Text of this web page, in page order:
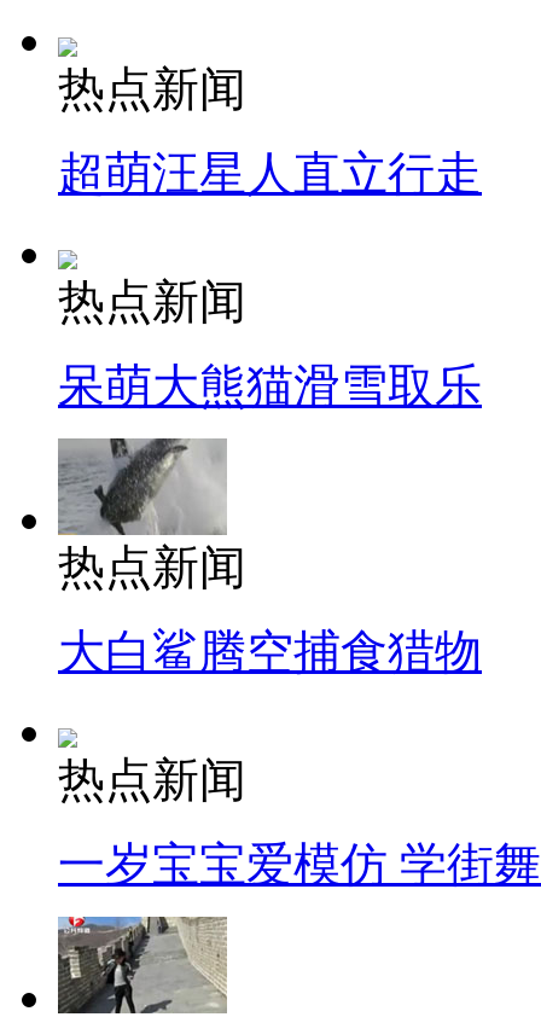
热点新闻
超萌汪星人直立行走
热点新闻
呆萌大熊猫滑雪取乐
热点新闻
大白鲨腾空捕食猎物
热点新闻
一岁宝宝爱模仿 学街